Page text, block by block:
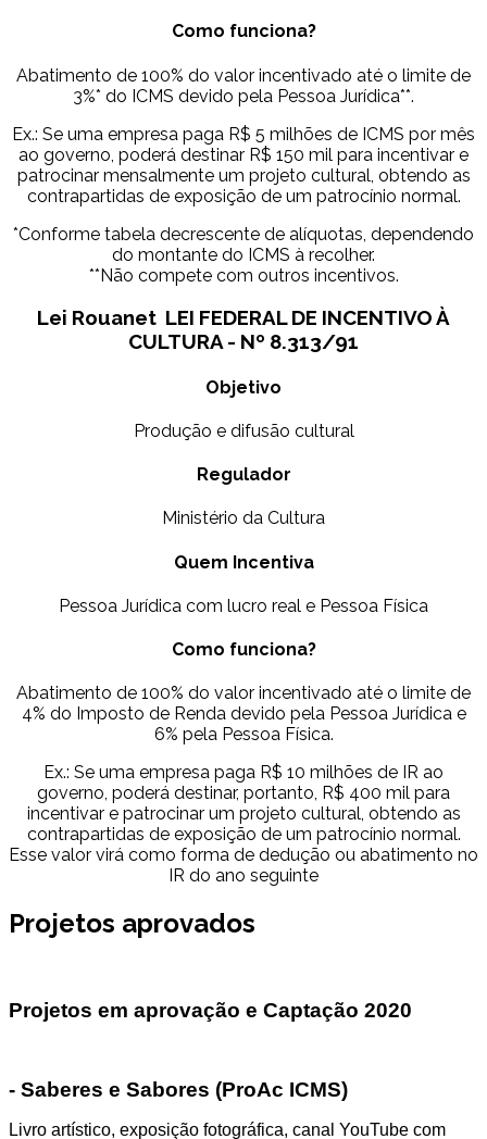
Como funciona?
Abatimento de 100% do valor incentivado até o limite de
3%* do ICMS devido pela Pessoa Jurídica**.
Ex.: Se uma empresa paga R$ 5 milhões de ICMS por mês
ao governo, poderá destinar R$ 150 mil para incentivar e
patrocinar mensalmente um projeto cultural, obtendo as
contrapartidas de exposição de um patrocínio normal.
*Conforme tabela decrescente de alíquotas, dependendo
do montante do ICMS à recolher.
**Não compete com outros incentivos.
Lei Rouanet LEI FEDERAL DE INCENTIVO À
CULTURA - Nº 8.313/91
Objetivo
Produção e difusão cultural
Regulador
Ministério da Cultura
Quem Incentiva
Pessoa Jurídica com lucro real e Pessoa Física
Como funciona?
Abatimento de 100% do valor incentivado até o limite de
4% do Imposto de Renda devido pela Pessoa Jurídica e
6% pela Pessoa Física.
Ex.: Se uma empresa paga R$ 10 milhões de IR ao
governo, poderá destinar, portanto, R$ 400 mil para
incentivar e patrocinar um projeto cultural, obtendo as
contrapartidas de exposição de um patrocínio normal.
Esse valor virá como forma de dedução ou abatimento no
IR do ano seguinte
Projetos aprovados
Projetos em aprovação e Captação 2020
- Saberes e Sabores (ProAc ICMS)
Livro artístico, exposição fotográfica, canal YouTube com